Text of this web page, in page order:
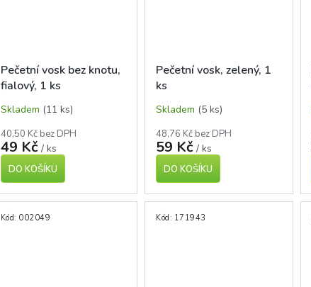
Pečetní vosk bez knotu,
fialový, 1 ks
Skladem (11 ks)
40,50 Kč bez DPH
49 Kč / ks
DO KOŠÍKU
Pečetní vosk, zelený, 1
ks
Skladem (5 ks)
48,76 Kč bez DPH
59 Kč / ks
DO KOŠÍKU
Kód: 002049 Kód: 171943